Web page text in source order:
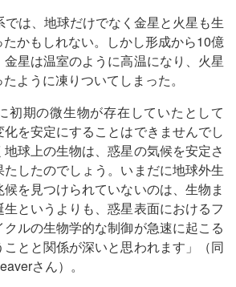
は、地球だけでなく金星と火星も生
かもしれない。しかし形成から10億
星は温室のように高温になり、火星
ように凍りついてしまった。
初期の微生物が存在していたとして
を安定にすることはできませんでし
球上の生物は、惑星の気候を安定さ
したのでしょう。いまだに地球外生
を見つけられていないのは、生物ま
というよりも、惑星表面におけるフ
ルの生物学的な制御が急速に起こる
とと関係が深いと思われます」（同
さん）。